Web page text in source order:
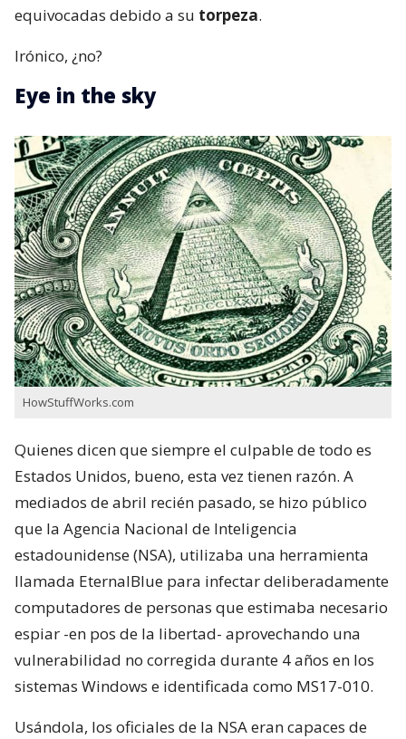
equivocadas debido a su torpeza.
Irónico, ¿no?
Eye in the sky
HowStuffWorks.com
Quienes dicen que siempre el culpable de todo es
Estados Unidos, bueno, esta vez tienen razón. A
mediados de abril recién pasado, se hizo público
que la Agencia Nacional de Inteligencia
estadounidense (NSA), utilizaba una herramienta
llamada EternalBlue para infectar deliberadamente
computadores de personas que estimaba necesario
espiar -en pos de la libertad- aprovechando una
vulnerabilidad no corregida durante 4 años en los
sistemas Windows e identificada como MS17-010.
Usándola, los oficiales de la NSA eran capaces de